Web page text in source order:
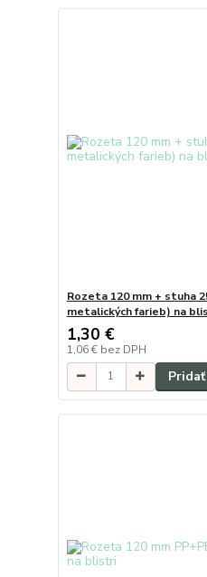
Rozeta 120 mm + stuha
metalických farieb) na
1,30 €
1,06 € bez DPH